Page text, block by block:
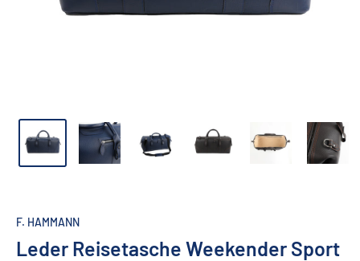
F. HAMMANN
Leder Reisetasche Weekender Sport